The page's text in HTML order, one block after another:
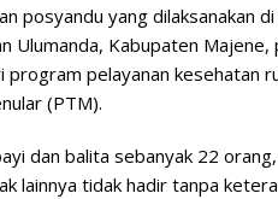
posyandu yang dilaksanakan
Ulumanda, Kabupaten Majene,
pelayanan kesehatan
(PTM).
dan balita sebanyak 22
lainnya tidak hadir tanpa